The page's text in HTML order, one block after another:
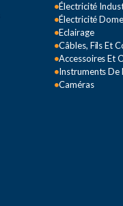
Électricité
Électricité
Eclairage
Câbles, Fils Et
Accessoires Et
Instruments De
Caméras